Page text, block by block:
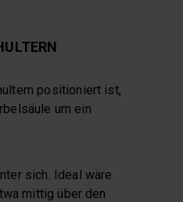
positioniert ist,
um ein
sich. Ideal wäre
mittig über den